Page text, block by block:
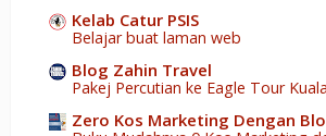
Kelab Catur PSIS
Belajar buat laman web
Blog Zahin Travel
Pakej Percutian ke Eagle Tour
Zero Kos Marketing Dengan